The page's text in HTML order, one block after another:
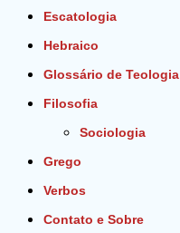
Escatologia
Hebraico
Glossário de Teologia
Filosofia
Sociologia
Grego
Verbos
Contato e Sobre